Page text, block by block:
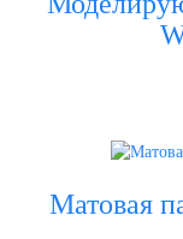
Матовая